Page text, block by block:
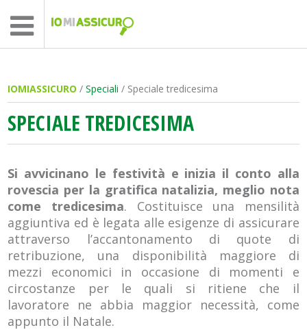
IOMIASSICURO /Speciali / Speciale tredicesima
SPECIALE TREDICESIMA
Si avvicinano le festività e inizia il conto alla
rovescia per la gratifica natalizia, meglio nota
come tredicesima. Costituisce una mensilità
aggiuntiva ed è legata alle esigenze di assicurare
attraverso l’accantonamento di quote di
retribuzione, una disponibilità maggiore di
mezzi economici in occasione di momenti e
circostanze per le quali si ritiene che il
lavoratore ne abbia maggior necessità, come
appunto il Natale.